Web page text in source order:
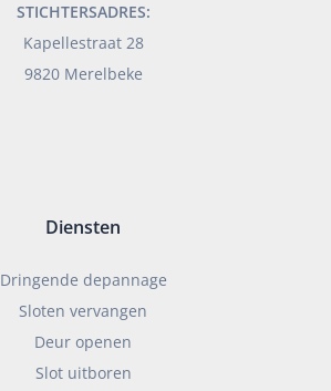
STICHTERSADRES:
Kapellestraat 28
9820 Merelbeke
Diensten
Dringende depannage
Sloten vervangen
Deur openen
Slot uitboren